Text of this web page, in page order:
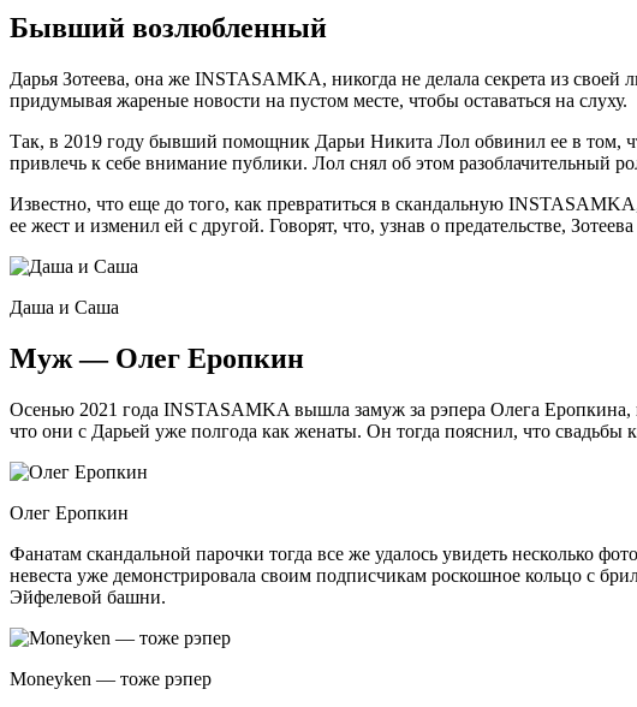
Бывший возлюбленный
Дарья Зотеева, она же INSTASAMKA, никогда не делала секрета из
придумывая жареные новости на пустом месте, чтобы оставаться на слуху.
Так, в 2019 году бывший помощник Дарьи Никита Лол обвинил ее в том,
привлечь к себе внимание публики. Лол снял об этом разоблачительный
Известно, что еще до того, как превратиться в скандальную
ее жест и изменил ей с другой. Говорят, что, узнав о предательстве,
Даша и Саша
Муж — Олег Еропкин
Осенью 2021 года INSTASAMKA вышла замуж за рэпера Олега
что они с Дарьей уже полгода как женаты. Он тогда пояснил, что свадьбы
Олег Еропкин
Фанатам скандальной парочки тогда все же удалось увидеть несколько
невеста уже демонстрировала своим подписчикам роскошное кольцо с
Эйфелевой башни.
Moneyken — тоже рэпер